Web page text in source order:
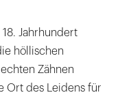
Jahrhundert
höllischen
Zähnen
Ort des Leidens für